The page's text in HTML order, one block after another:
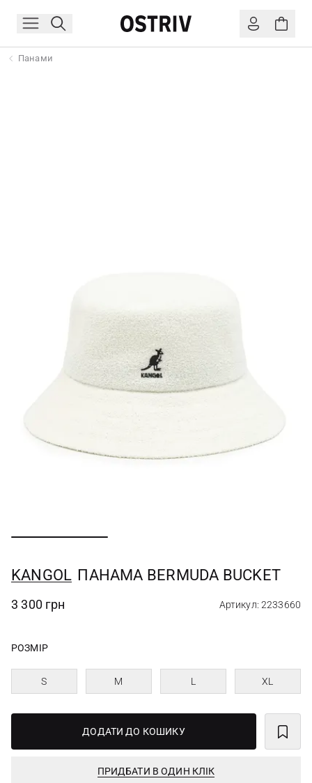
Панами
KANGOL ПАНАМА BERMUDA BUCKET
3 300 грн Артикул: 2233660
РОЗМІР
S M L XL
ДОДАТИ ДО КОШИКУ
ПРИДБАТИ В ОДИН КЛІК